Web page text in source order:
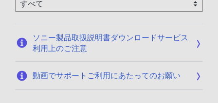
ソニー製品取扱説明書ダウンロードサービス
利用上のご注意
動画でサポートご利用にあたってのお願い